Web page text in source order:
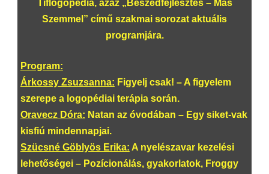
Tiflogopédia, azaz „Beszédfejlesztés – Más
Szemmel” című szakmai sorozat aktuális
programjára.
Program:
Árkossy Zsuzsanna: Figyelj csak! – A figyelem
szerepe a logopédiai terápia során.
Oravecz Dóra: Natan az óvodában – Egy siket-vak
kisfiú mindennapjai.
Szücsné Göblyös Erika: A nyelészavar kezelési
lehetőségei – Pozícionálás, gyakorlatok, Froggy